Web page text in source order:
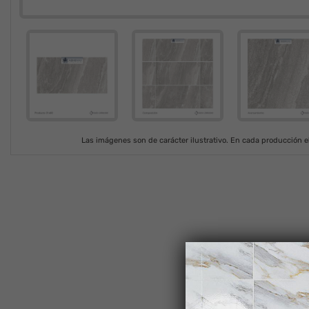
Las imágenes son de carácter ilustrativo. En cada producción